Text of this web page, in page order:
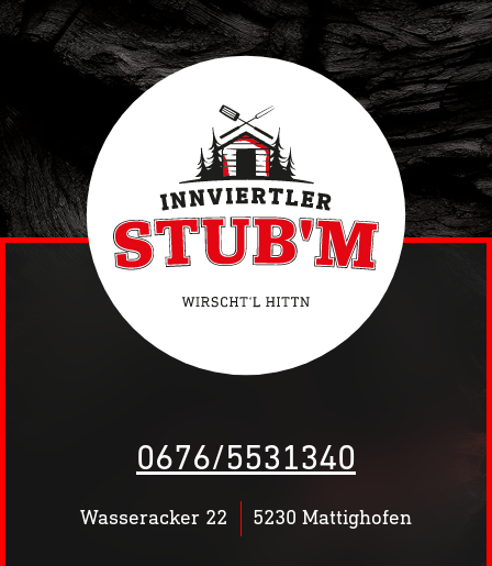
0676/5531340
Wasseracker 22 5230 Mattighofen